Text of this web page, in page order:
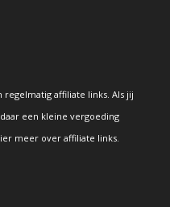
regelmatig affiliate links. Als jij
een kleine vergoeding
meer over affiliate links.